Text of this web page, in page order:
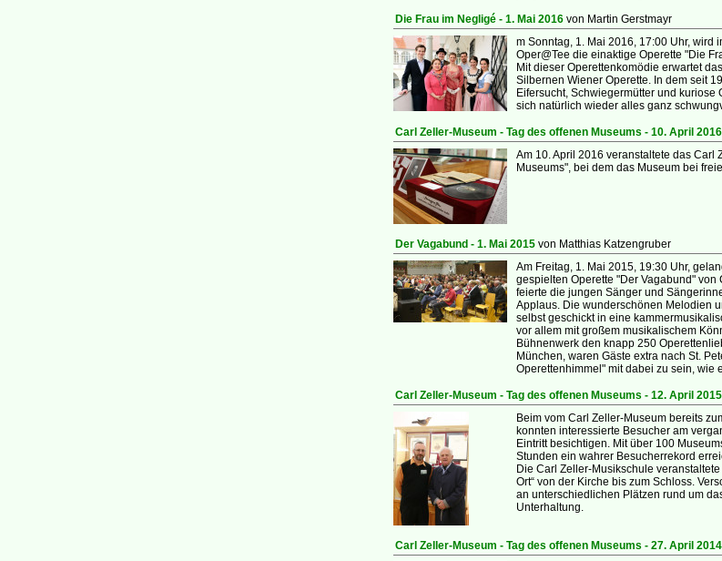
Die Frau im Negligé - 1. Mai 2016 von Martin Gerstmayr
m Sonntag, 1. Mai 2016, 17:00 Uhr, wird
Oper@Tee die einaktige Operette "Die
Mit dieser Operettenkomödie erwartet
Silbernen Wiener Operette. In dem seit
Eifersucht, Schwiegermütter und
sich natürlich wieder alles ganz
Carl Zeller-Museum - Tag des offenen Museums - 10. April 2016
Am 10. April 2016 veranstaltete das Carl
Museums", bei dem das Museum bei
Der Vagabund - 1. Mai 2015 von Matthias Katzengruber
Am Freitag, 1. Mai 2015, 19:30 Uhr,
gespielten Operette "Der Vagabund"
feierte die jungen Sänger und
Applaus. Die wunderschönen Melodien
selbst geschickt in eine
vor allem mit großem musikalischem
Bühnenwerk den knapp 250
München, waren Gäste extra nach St.
Operettenhimmel" mit dabei zu sein, wie
Carl Zeller-Museum - Tag des offenen Museums - 12. April 2015
Beim vom Carl Zeller-Museum bereits
konnten interessierte Besucher am
Eintritt besichtigen. Mit über 100
Stunden ein wahrer Besucherrekord
Die Carl Zeller-Musikschule
Ort“ von der Kirche bis zum Schloss.
an unterschiedlichen Plätzen rund um
Unterhaltung.
Carl Zeller-Museum - Tag des offenen Museums - 27. April 2014